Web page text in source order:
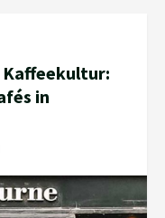
Kaffeekultur:
in